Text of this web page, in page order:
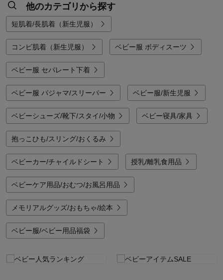
他のカテゴリから探す
短肌着/長肌着（新生児服）
コンビ肌着（新生児服） ベビー服 ボディスーツ
ベビー服 セパレート下着
ベビー服 パジャマ/スリーパー ベビー服/新生児服
ベビーシューズ/靴下/スタイ/小物 ベビー寝具/家具
抱っこひも/スリング/おくるみ
ベビーカー/チャイルドシート 授乳/離乳食用品
ベビーケア用品/おむつ/お風呂用品
メモリアルグッズ/おもちゃ/絵本
ベビー服/ベビー用品福袋